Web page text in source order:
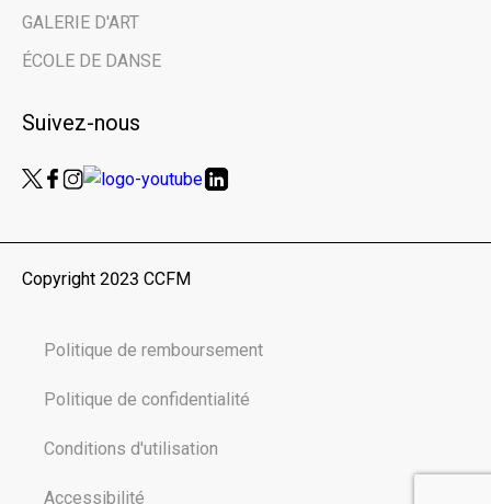
GALERIE D'ART
ÉCOLE DE DANSE
Suivez-nous
Copyright 2023 CCFM
Politique de remboursement
Politique de confidentialité
Conditions d'utilisation
Accessibilité
Nom de famille | Last Name
Nom de votre organisme | Name of your
organization
Vous êtes ici en tant que… | You are here
as...
Médias | Press